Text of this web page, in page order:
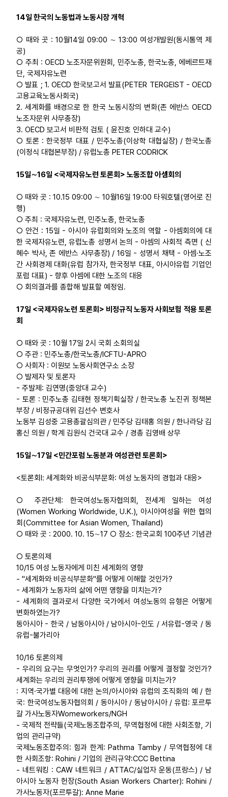
14일 한국의 노동법과 노동시장 개혁
○ 때와 곳 : 10월14일 09:00 ∼ 13:00 여성개발원(동시통역 제
공)
○ 주최 : OECD 노조자문위원회, 민주노총, 한국노총, 에베르트재
단, 국제자유노련
○ 발표 ; 1. OECD 한국보고서 발표(PETER TERGEIST - OECD
고용교육노동사회국)
2. 세계화를 배경으로 한 한국 노동시장의 변화(존 에반스 OECD
노조자문위 사무총장)
3. OECD 보고서 비판적 검토 ( 윤진호 인하대 교수)
○ 토론 : 한국정부 대표 / 민주노총(이상학 대협실장) / 한국노총
(이정식 대협본부장) / 유럽노총 PETER CODRICK
15일∼16일 <국제자유노련 토론회> 노동조합 아셈회의
○ 때와 곳 : 10.15 09:00 ∼ 10월16일 19:00 타워호텔(영어로 진
행)
○ 주최 : 국제자유노련, 민주노총, 한국노총
○ 안건 : 15일 - 아시아 유럽회의와 노조의 역할 - 아셈회의에 대
한 국제자유노련, 유럽노총 성명서 논의 - 아셈의 사회적 측면 ( 신
혜수 박사, 존 에반스 사무총장) / 16일 - 성명서 채택 - 아셈·노조
간 사회경제 대화(유럽 참가자, 한국정부 대표, 아시아유럽 기업인
포럼 대표) - 향후 아셈에 대한 노조의 대응
○ 회의결과를 종합해 발표할 예정임.
17일 <국제자유노련 토론회> 비정규직 노동자 사회보험 적용 토론
회
○ 때와 곳 : 10월 17일 2시 국회 소회의실
○ 주관 : 민주노총/한국노총/ICFTU-APRO
○ 사회자 : 이원보 노동사회연구소 소장
○ 발제자 및 토론자
- 주발제: 김연명(중앙대 교수)
- 토론 : 민주노총 김태현 정책기획실장 / 한국노총 노진귀 정책본
부장 / 비정규공대위 김선수 변호사
노동부 김성중 고용총괄심의관 / 민주당 김태홍 의원 / 한나라당 김
홍신 의원 / 학계 김원식 건국대 교수 / 경총 김영배 상무
15일∼17일 <민간포럼 노동분과 여성관련 토론회>
<토론회Ⅰ: 세계화와 비공식부문화: 여성 노동자의 경험과 대응>
○ 주관단체: 한국여성노동자협의회, 전세계 일하는 여성
(Women Working Worldwide, U.K.), 아시아여성을 위한 협의
회(Committee for Asian Women, Thailand)
○ 때와 곳 : 2000. 10. 15∼17 ○ 장소: 한국교회 100주년 기념관
○ 토론의제
10/15 여성 노동자에게 미친 세계화의 영향
- "세계화와 비공식부문화"를 어떻게 이해할 것인가?
- 세계화가 노동자의 삶에 어떤 영향을 미치는가?
- 세계화의 결과로서 다양한 국가에서 여성노동의 유형은 어떻게
변화하였는가?
동아시아 - 한국 / 남동아시아 / 남아시아-인도 / 서유럽-영국 / 동
유럽-불가리아
10/16 토론의제
- 우리의 요구는 무엇인가? 우리의 권리를 어떻게 결정할 것인가?
세계화는 우리의 권리투쟁에 어떻게 영향을 미치는가?
: 지역·국가별 대응에 대한 논의/아시아와 유럽의 조직화의 예 / 한
국: 한국여성노동자협의회 / 동아시아 / 동남아시아 / 유럽: 포르투
갈 가사노동자Womeworkers/NGH
- 국제적 전략들(국제노동조합주의, 무역협정에 대한 사회조항, 기
업의 관리규약)
국제노동조합주의: 힘과 한계: Pathma Tamby / 무역협정에 대
한 사회조항: Rohini / 기업의 관리규약:CCC Bettina
- 네트워킹 : CAW 네트워크 / ATTAC/실업자 운동(프랑스) / 남
아시아 노동자 헌장(South Asian Workers Charter): Rohini /
가사노동자(포르투갈): Anne Marie